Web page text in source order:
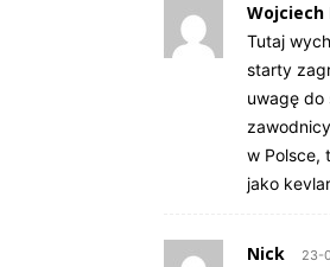
Wojciech
Tutaj
starty
uwagę do
w Polsce,
jako
Nick 23-